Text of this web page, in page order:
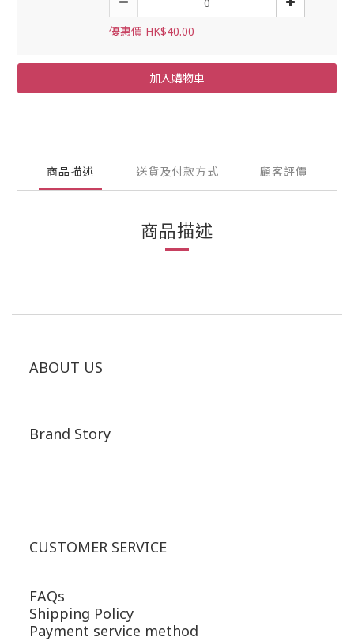
優惠價 HK$40.00
加入購物車
商品描述 送貨及付款方式 顧客評價
商品描述
ABOUT US
Brand Story
CUSTOMER SERVICE
FAQs
Shipping Policy
Payment service method